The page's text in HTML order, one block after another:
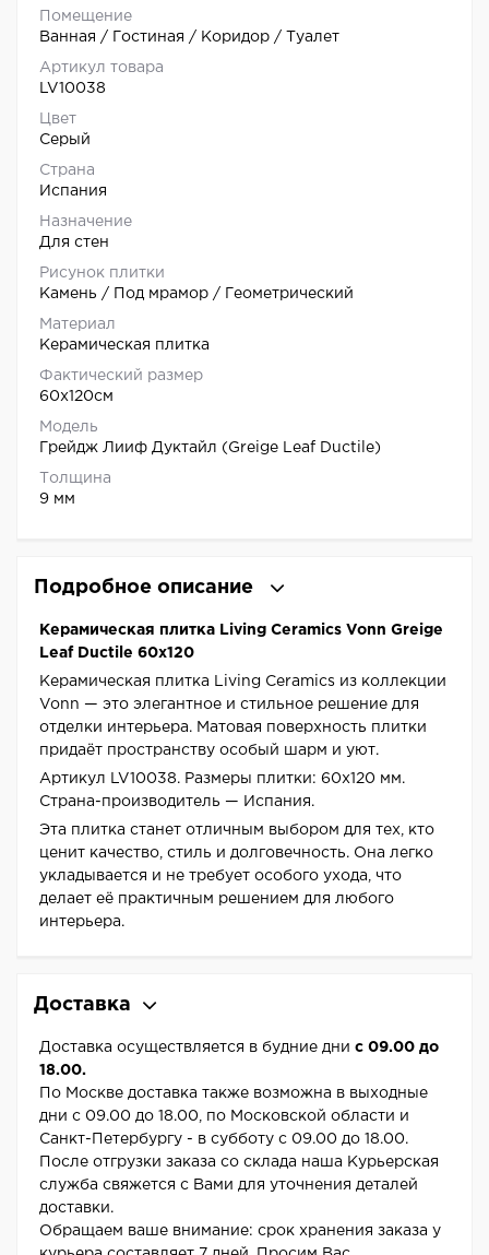
Помещение
Ванная / Гостиная / Коридор / Туалет
Артикул товара
LV10038
Цвет
Серый
Страна
Испания
Назначение
Для стен
Рисунок плитки
Камень / Под мрамор / Геометрический
Материал
Керамическая плитка
Фактический размер
60x120см
Модель
Грейдж Лииф Дуктайл (Greige Leaf Ductile)
Толщина
9 мм
Подробное описание
Керамическая плитка Living Ceramics Vonn Greige
Leaf Ductile 60x120
Керамическая плитка Living Ceramics из коллекции
Vonn — это элегантное и стильное решение для
отделки интерьера. Матовая поверхность плитки
придаёт пространству особый шарм и уют.
Артикул LV10038. Размеры плитки: 60x120 мм.
Страна-производитель — Испания.
Эта плитка станет отличным выбором для тех, кто
ценит качество, стиль и долговечность. Она легко
укладывается и не требует особого ухода, что
делает её практичным решением для любого
интерьера.
Доставка
Доставка осуществляется в будние дни с 09.00 до
18.00.
По Москве доставка также возможна в выходные
дни с 09.00 до 18.00, по Московской области и
Санкт-Петербургу - в субботу с 09.00 до 18.00.
После отгрузки заказа со склада наша Курьерская
служба свяжется с Вами для уточнения деталей
доставки.
Обращаем ваше внимание: срок хранения заказа у